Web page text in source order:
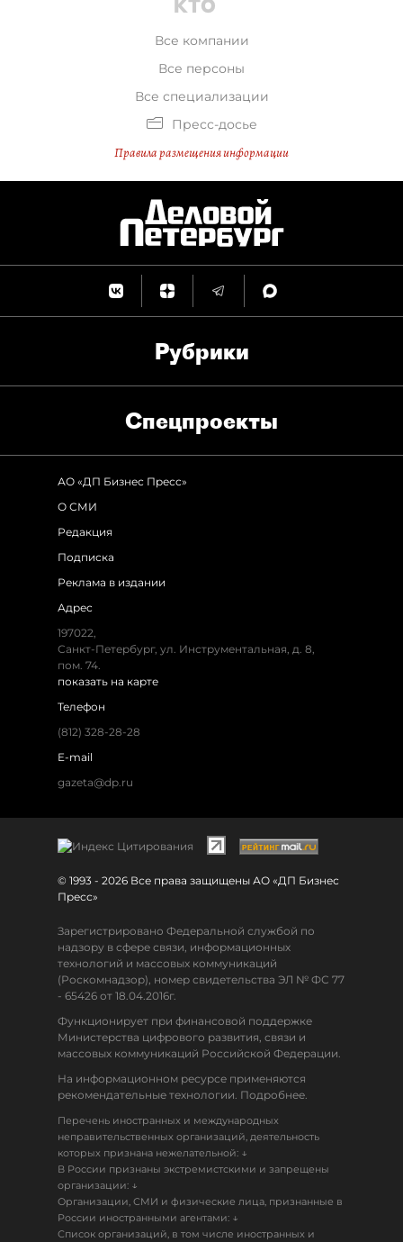
Все компании
Все персоны
Все специализации
Пресс-досье
Правила размещения информации
Рубрики
Спец­проекты
АО «ДП Бизнес Пресс»
О СМИ
Редакция
Подписка
Реклама в издании
Адрес
197022,
Санкт-Петербург, ул. Инструментальная, д. 8,
пом. 74.
показать на карте
Телефон
(812) 328-28-28
E-mail
gazeta@dp.ru
© 1993 - 2026 Все права защищены АО «ДП Бизнес
Пресс»
Зарегистрировано Федеральной службой по
надзору в сфере связи, информационных
технологий и массовых коммуникаций
(Роскомнадзор), номер свидетельства ЭЛ № ФС 77
- 65426 от 18.04.2016г.
Функционирует при финансовой поддержке
Министерства цифрового развития, связи и
массовых коммуникаций Российской Федерации.
На информационном ресурсе применяются
рекомендательные технологии. Подробнее.
Перечень иностранных и международных
неправительственных организаций, деятельность
которых признана нежелательной: ↓
В России признаны экстремистскими и запрещены
организации: ↓
Организации, СМИ и физические лица, признанные в
России иностранными агентами: ↓
Список организаций, в том числе иностранных и